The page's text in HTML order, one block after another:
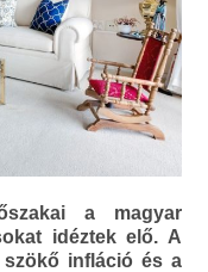
a magyar
idéztek elő. A
szökő infláció és a